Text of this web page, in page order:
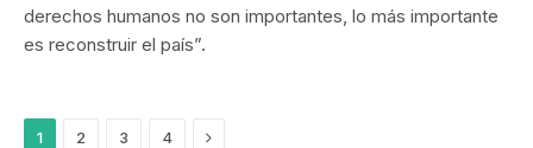
derechos humanos no son importantes, lo más importante
es reconstruir el país”.
1 2 3 4 Siguiente